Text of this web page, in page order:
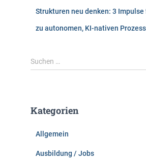
Strukturen neu denken: 3 Impulse
zu autonomen, KI-nativen
S
u
n
Suchen …
Kategorien
Allgemein
Ausbildung / Jobs